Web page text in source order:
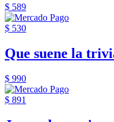
$ 589
$ 530
Que suene la
$ 990
$ 891